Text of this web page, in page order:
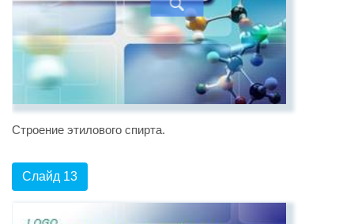
Строение этилового спирта.
Слайд 13